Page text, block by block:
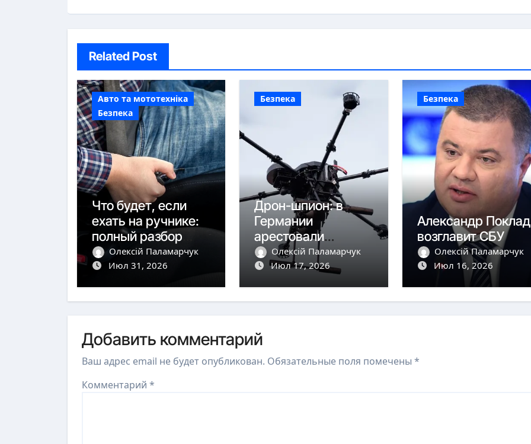
Related Post
Авто та мототехніка
Безпека
Что будет, если
ехать на ручнике:
полный разбор
последствий
Олексій Паламарчук
Июл 31, 2026
Безпека
Дрон-шпион: в
Германии
арестовали
молдаванина
Олексій Паламарчук
Июл 17, 2026
Безпека
Александр Поклад
возглавит СБУ
Олексій Паламарчук
Июл 16, 2026
Добавить комментарий
Ваш адрес email не будет опубликован. Обязательные поля помечены *
Комментарий *